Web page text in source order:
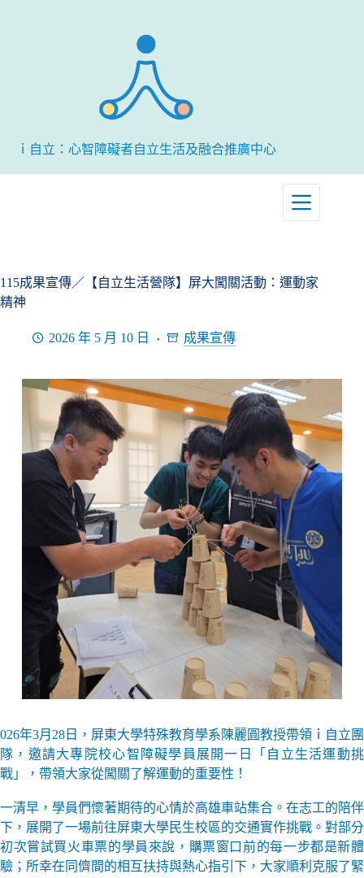
ｉ自立：心智障礙者自立生活及融合推廣中心
115成果宣傳／【自立生活營隊】屏大闖關活動：運動家
精神
2026 年 5 月 10 日 成果宣傳
026年3月28日，屏東大學特殊教育學系陳麗圓教授帶領ｉ自立團
隊，邀請大專院校心智障礙學員展開一日「自立生活運動挑
戰」，帶領大家從闖關了解運動的重要性！
一清早，學員們懷著期待的心情於高雄車站集合。在志工的陪伴
下，展開了一場前往屏東大學民生校區的交通實作挑戰。對部分
初次嘗試買火車票的學員來說，購票窗口前的每一步都是新體
驗；所幸在同儕間的相互扶持與熱心指引下，大家順利克服了緊